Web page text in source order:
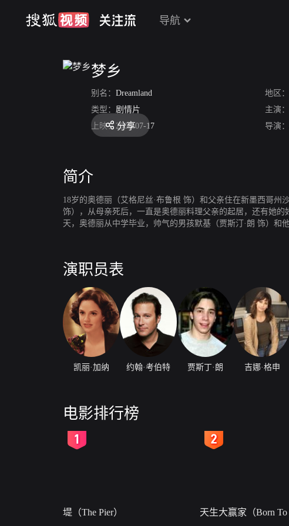
导航
梦乡
别名： Dreamland 地区：
类型： 剧情片 主演：
上映： 2006-07-17 导演：
分享
简介
18岁的奥德丽（艾格尼丝·布鲁根 饰）和父亲住在新墨西哥
饰），从母亲死后，一直是奥德丽料理父亲的起居，还有她
天，奥德丽从中学毕业，帅气的男孩默基（贾斯汀·朗 饰）
演职员表
凯丽·加纳 约翰·考伯特 贾斯丁·朗 吉娜·格申
电影排行榜
堤（The Pier） 天生大赢家（Born To